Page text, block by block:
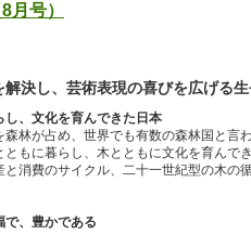
号）
決し、芸術表現の喜びを広げる生
、文化を育んできた日本
森林が占め、世界でも有数の森林国と
もに暮らし、木とともに文化を育んで
消費のサイクル、二十一世紀型の木の
、豊かである